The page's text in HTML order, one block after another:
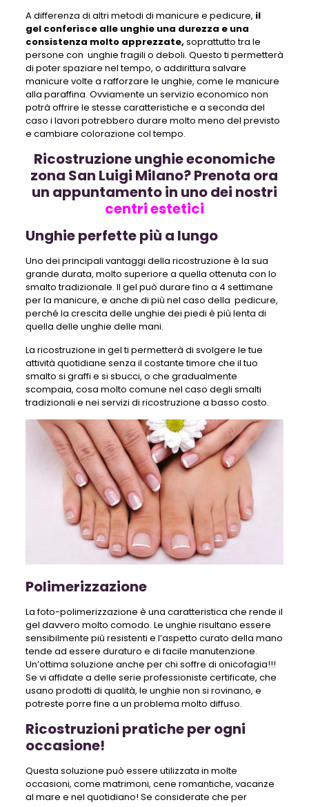
A differenza di altri metodi di manicure e pedicure, il
gel conferisce alle unghie una durezza e una
consistenza molto apprezzate, soprattutto tra le
persone con unghie fragili o deboli. Questo ti permetterà
di poter spaziare nel tempo, o addirittura salvare
manicure volte a rafforzare le unghie, come le manicure
alla paraffina. Ovviamente un servizio economico non
potrà offrire le stesse caratteristiche e a seconda del
caso i lavori potrebbero durare molto meno del previsto
e cambiare colorazione col tempo.
Ricostruzione unghie economiche
zona San Luigi Milano? Prenota ora
un appuntamento in uno dei nostri
centri estetici
Unghie perfette più a lungo
Uno dei principali vantaggi della ricostruzione è la sua
grande durata, molto superiore a quella ottenuta con lo
smalto tradizionale. Il gel può durare fino a 4 settimane
per la manicure, e anche di più nel caso della pedicure,
perché la crescita delle unghie dei piedi è più lenta di
quella delle unghie delle mani.
La ricostruzione in gel ti permetterà di svolgere le tue
attività quotidiane senza il costante timore che il tuo
smalto si graffi e si sbucci, o che gradualmente
scompaia, cosa molto comune nel caso degli smalti
tradizionali e nei servizi di ricostruzione a basso costo.
Polimerizzazione
La foto-polimerizzazione è una caratteristica che rende il
gel davvero molto comodo. Le unghie risultano essere
sensibilmente più resistenti e l’aspetto curato della mano
tende ad essere duraturo e di facile manutenzione.
Un’ottima soluzione anche per chi soffre di onicofagia!!!
Se vi affidate a delle serie professioniste certificate, che
usano prodotti di qualità, le unghie non si rovinano, e
potreste porre fine a un problema molto diffuso.
Ricostruzioni pratiche per ogni
occasione!
Questa soluzione può essere utilizzata in molte
occasioni, come matrimoni, cene romantiche, vacanze
al mare e nel quotidiano! Se considerate che per